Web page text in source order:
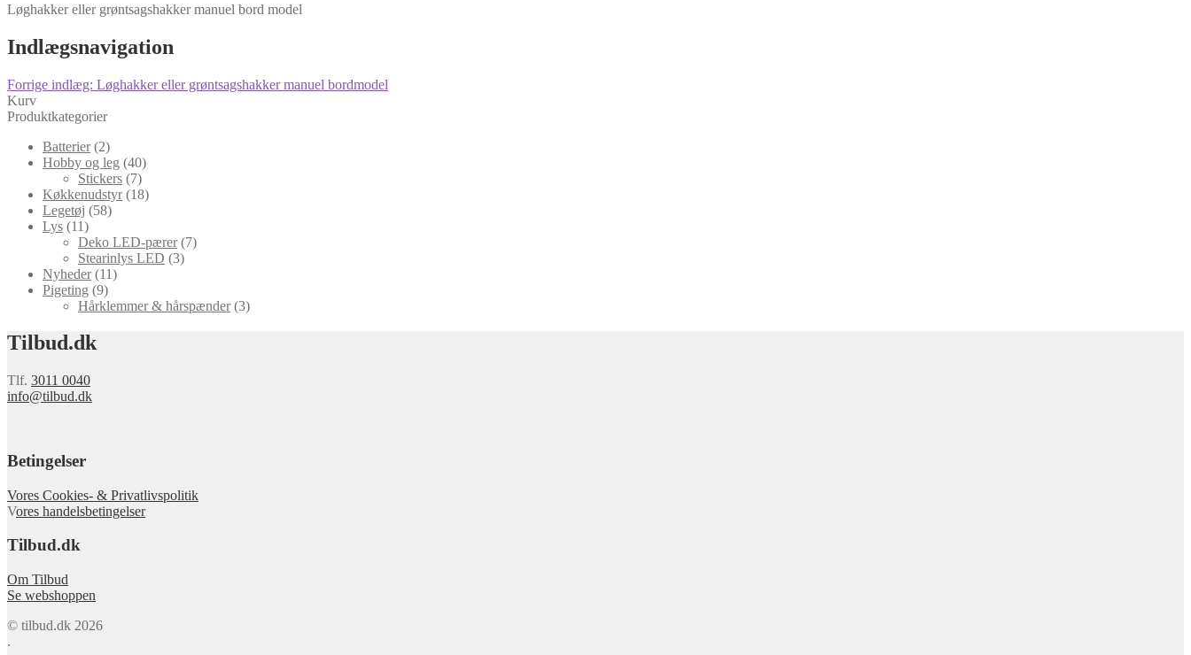
Løghakker eller grøntsagshakker manuel bord model
Indlægsnavigation
Forrige indlæg: Løghakker eller grøntsagshakker manuel bordmodel
Kurv
Produktkategorier
Batterier (2)
Hobby og leg (40)
Stickers (7)
Køkkenudstyr (18)
Legetøj (58)
Lys (11)
Deko LED-pærer (7)
Stearinlys LED (3)
Nyheder (11)
Pigeting (9)
Hårklemmer & hårspænder (3)
Tilbud.dk
Tlf. 3011 0040
info@tilbud.dk
Betingelser
Vores Cookies- & Privatlivspolitik
Vores handelsbetingelser
Tilbud.dk
Om Tilbud
Se webshoppen
© tilbud.dk 2026
.